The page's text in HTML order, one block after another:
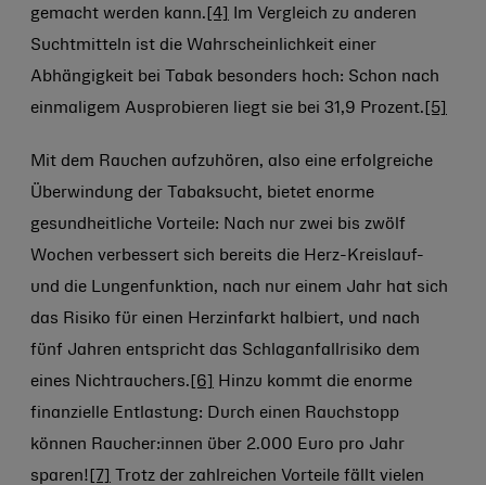
gemacht werden kann. [4] Im Vergleich zu anderen
Suchtmitteln ist die Wahrscheinlichkeit einer
Abhängigkeit bei Tabak besonders hoch: Schon nach
einmaligem Ausprobieren liegt sie bei 31,9 Prozent. [5]
Mit dem Rauchen aufzuhören, also eine erfolgreiche
Überwindung der Tabaksucht, bietet enorme
gesundheitliche Vorteile: Nach nur zwei bis zwölf
Wochen verbessert sich bereits die Herz-Kreislauf-
und die Lungenfunktion, nach nur einem Jahr hat sich
das Risiko für einen Herzinfarkt halbiert, und nach
fünf Jahren entspricht das Schlaganfallrisiko dem
eines Nichtrauchers. [6] Hinzu kommt die enorme
finanzielle Entlastung: Durch einen Rauchstopp
können Raucher:innen über 2.000 Euro pro Jahr
sparen! [7] Trotz der zahlreichen Vorteile fällt vielen